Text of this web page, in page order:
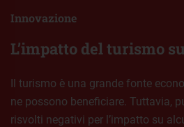
L’impatto del turismo
Innovazione
Il turismo è una grande fonte
ne possono beneficiare. Tuttavia,
risvolti negativi per l’impatto su